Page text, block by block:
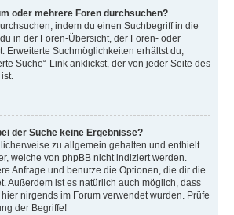
oder mehrere Foren durchsuchen?
indem du einen Suchbegriff in die
in der Foren-Übersicht, der Foren- oder
Erweiterte Suchmöglichkeiten erhältst du,
Suche“-Link anklickst, der von jeder Seite des
der Suche keine Ergebnisse?
zu allgemein gehalten und enthielt
welche von phpBB nicht indiziert werden.
Anfrage und benutze die Optionen, die dir die
Außerdem ist es natürlich auch möglich, dass
nirgends im Forum verwendet wurden. Prüfe
der Begriffe!